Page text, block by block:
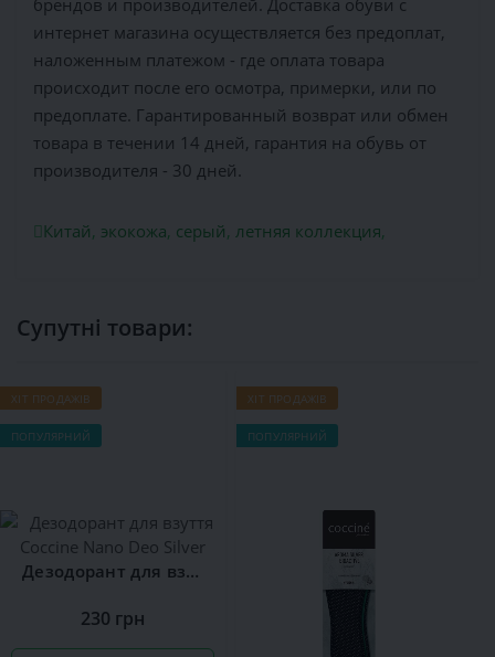
брендов и производителей. Доставка обуви с
интернет магазина осуществляется без предоплат,
наложенным платежом - где оплата товара
происходит после его осмотра, примерки, или по
предоплате. Гарантированный возврат или обмен
товара в течении 14 дней, гарантия на обувь от
производителя - 30 дней.
Китай, экокожа, серый, летняя коллекция,
Супутні товари:
ХІТ ПРОДАЖІВ
ПОПУЛЯРНИЙ
Дезодорант для взуття Сoccine Nano Deo Silver
230 грн
ХІТ ПРОДАЖІВ
ПОПУЛЯРНИЙ